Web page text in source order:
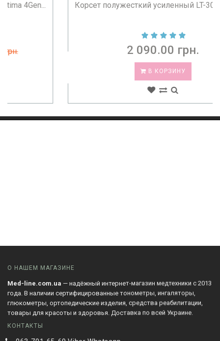
Корсет полужесткий усиленный LT-300 Orliman...
2 090.00 грн.
О НАШЕМ МАГАЗИНЕ
Med-line.com.ua — надёжный интернет-магазин медтехники с 2013
года. В наличии сертифицированные тонометры, ингаляторы,
глюкометры, ортопедические изделия, средства реабилитации,
товары для красоты и здоровья. Доставка по всей Украине.
КОНТАКТЫ